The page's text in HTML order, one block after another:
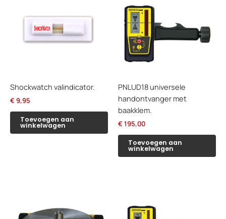
Shockwatch valindicator.
€ 9,95
Toevoegen aan
winkelwagen
PNLUD18 universele
handontvanger met
baakklem.
€ 195,00
Toevoegen aan
winkelwagen